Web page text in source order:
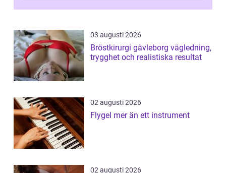
utgå...
03 augusti 2026
Bröstkirurgi gävleborg vägledning,
trygghet och realistiska resultat
02 augusti 2026
Flygel mer än ett instrument
02 augusti 2026